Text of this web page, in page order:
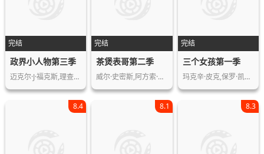
完结
政界小人物第三季
迈克尔·J·福克斯,理查德·坎德,阿兰…
完结
茶煲表哥第二季
威尔·史密斯,阿方索·李贝罗,塔缇娜·…
完结
三个女孩第一季
玛克辛·皮克,保罗·凯耶,吉尔·哈弗本…
8.4 8.1 8.3